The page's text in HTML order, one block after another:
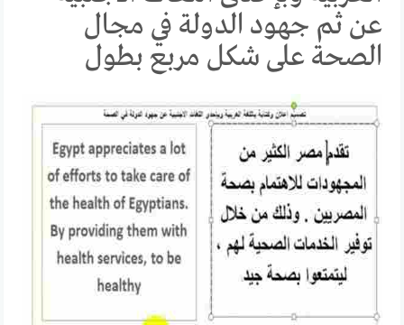
عن ثم جهود الدولة في مجال
الصحة على شكل مربع بطول